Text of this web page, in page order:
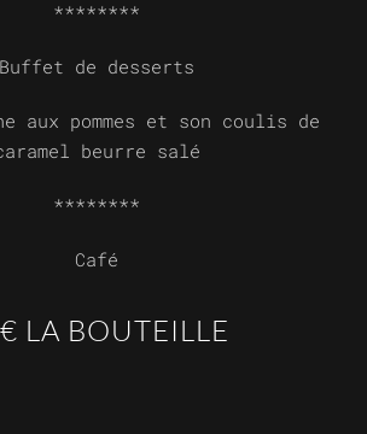
********
Buffet de desserts
aux pommes et son coulis de
beurre salé
********
Café
LA BOUTEILLE